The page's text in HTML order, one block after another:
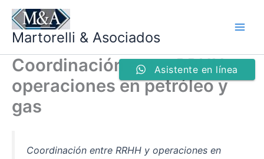
contenido
Martorelli & Asociados
Coordinación entre RRHH y
operaciones en petróleo y
gas
Coordinación entre RRHH y operaciones en
Asistente en línea